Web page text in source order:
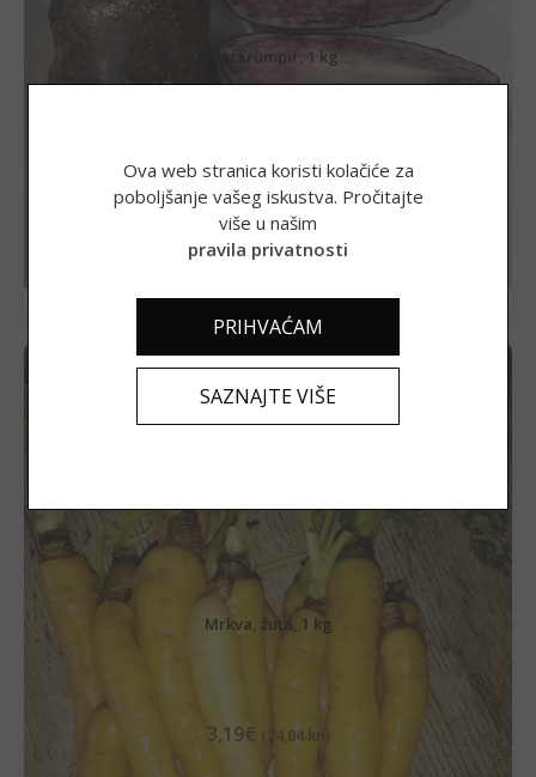
Plavi krumpir, 1 kg
3,98€ (29,99 kn)
PROČITAJ VIŠE
Mrkva, žuta, 1 kg
3,19€ (24,04 kn)
Ova web stranica koristi kolačiće za
poboljšanje vašeg iskustva. Pročitajte
više u našim
pravila privatnosti
PRIHVAĆAM
SAZNAJTE VIŠE